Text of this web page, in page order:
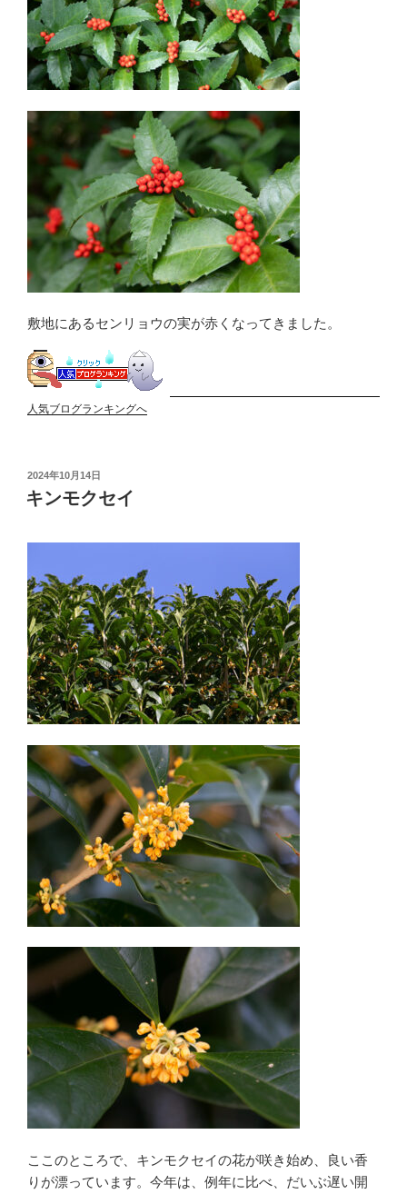
敷地にあるセンリョウの実が赤くなってきました。
人気ブログランキングへ
投
稿
日:
2024年10月14日
キンモクセイ
ここのところで、キンモクセイの花が咲き始め、良い香
りが漂っています。今年は、例年に比べ、だいぶ遅い開